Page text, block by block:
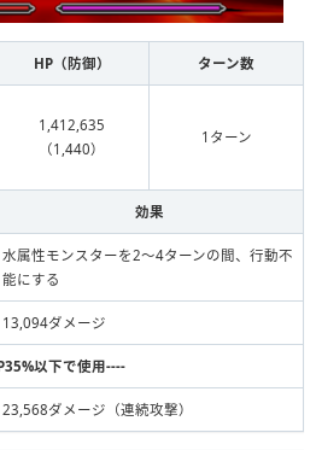
HP（防御） ターン数
1,412,635
（1,440）
1ターン
効果
水属性モンスターを2〜4ターンの間、行動不
能にする
13,094ダメージ
以下で使用----
23,568ダメージ（連続攻撃）